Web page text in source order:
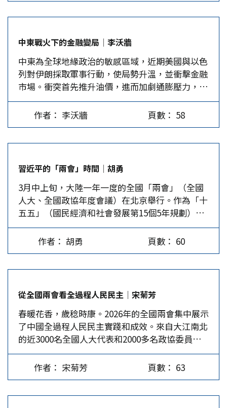
長期以來，業界追求極致的效率與規模經濟，形成
高度集中的供應鏈體系，然而當疫情衝擊、極端氣
候與大國博弈交織在一起時，這種脆弱性便如多米
諾骨牌般崩潰。對晶片製造商而言，如何在摩爾定
律的極限邊緣投入數以千億計的研發經費，同時在
各國政府轉向保護主義的政策夾縫中求生，成為最
緊迫的生存難題。…
字。 「關稅」在川普經濟政策的構想上，不僅是
縮減美國貿易赤字的重要政策工具，而且是落實
「美國優先」的戰略核心，此乃是川普政府無法同
意司法權否定行政權操作關稅的關鍵。果不其然，
3月10日川普政府再度祭出《1930年關稅法》第
337條與《1974年貿易法》第301條，提供國際貿
易委員會（USITC）與美國貿易代表署（USTR）
替代被判決違法的對等關稅法令，以作為落實保護
依據通用汽車（GM）所提出的專利侵權申訴，公
布將針對台灣和中國大陸超過20家汽車零件公司，
啟動「337條款」貿易調查外，還按照最新行政命
令，針對中國大陸、歐盟、台灣、南韓、日本、印
度等16個貿易順差夥伴，與製造業結構性產能過剩
及生產相關的作法、政策等為內容，重新啟動
「301條款」貿易調查。而且，此一調查沒有涉及
在此之前美國與許多國家簽署的貿易協議，若特定
宣稱：「他國占盡美國便宜」、「貿易順差國家偷
走美國民眾工作」，以及他指出：「關稅」在他的
字典中是最美麗的詞彙，同時是達到「讓美國再次
偉大」（MAGA）願景的重要政策工具。這表明川
普始終認為，若能透過與關稅相關的各種法令，不
僅能保護本國產業發展，縮減對外貿易赤字，而且
可以促進外國企業將生產製造基地移轉至美國，創
造美國更多的就業機會，進而讓美國轉型為非常富
中東戰火下的金融變局│李沃牆
中東為全球地緣政治的敏感區域，近期美國與以色
列對伊朗採取軍事行動，使局勢升溫，並衝擊金融
市場。衝突首先推升油價，進而加劇通膨壓力，造
成股市崩跌，資金流向黃金與美國公債等避險資
產。 對金融市場而言，戰爭從來不只是軍事或外
交問題，更是一場牽動能源供應、資金流向與投資
能源命脈牽動油價 在所有金融資產中，油價通常
是對中東衝突反應最快的市場。中東地區掌握全球
重要石油產能，而荷姆茲海峽更是全球能源運輸的
關鍵命脈，承載著全球約五分之一的海運原油出
口，以及約兩成的液化天然氣運量。一旦市場擔心
運輸受阻，油價往往立即上升。近期衝突升溫後，
國際油價短時間內迅速飆升，甚至出現數十年來罕
見的漲勢。尤其，伊朗採取封鎖荷姆茲海峽的報復
的影響遠不止能源市場本身。當石油價格飆升，運
輸成本、製造成本與電力成本都可能同步上升，進
而推升全球通膨壓力。 對於高度依賴能源進口的
台灣而言，高油價更可能對經濟成長與民生物價造
成雙重壓力。如受國際油價大幅上漲，中油公司按
浮動油價機制調整原則，並於3月9日啟動穩定因應
措施，分別調漲汽、柴油價格各5%的幅度。…
作者： 李沃牆 頁數： 58
習近平的「兩會」時間│胡勇
3月中上旬，大陸一年一度的全國「兩會」（全國
人大、全國政協年度會議）在北京舉行。作為「十
五五」（國民經濟和社會發展第15個5年規劃）開
局之年的政治盛事，今年的「兩會」格外引人矚
目，其中大陸領導人習近平在「兩會」的行程最具
指標意義。 「兩會」期間，習近平先後參加了江
員，出席了瞭解解放軍和武警部隊代表團的全體會
議。習近平在上述場合的發言，代表大陸最高層的
關切，也體現中國式民主的特徵，值得深入解讀。
習近平談「十五五」規劃 「制定實施五年規劃是
國家制度安排，是中國共產黨治國理政的重要經
驗。做好規劃還要推動執行。好規劃和執行力，這
兩條要結合起來。我到中央工作以後，參與了十二
五到十五五規劃的制定，深有體會。規劃的過程，
作者： 胡勇 頁數： 60
從全國兩會看全過程人民民主│宋菊芳
春暖花香，歲稔時康。2026年的全國兩會集中展示
了中國全過程人民民主實踐和成效。來自大江南北
的近3000名全國人大代表和2000多名政協委員彙
聚於此，發揚民主、履職盡責、建言獻策。 全國
兩會就是中國民主的一張名片，從政府工作報告到
人大常委會、政協常委會工作報告，再到最高法、
作者： 宋菊芳 頁數： 63